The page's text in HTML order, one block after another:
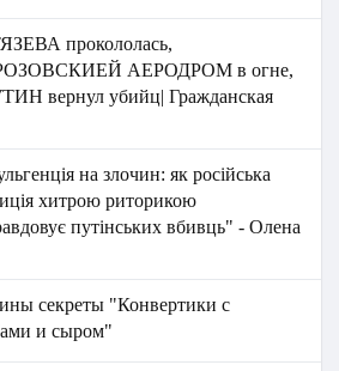
прокололась,
АЕРОДРОМ в огне,
вернул убийц| Гражданская
на злочин: як російська
хитрою риторикою
путінських вбивць" - Олена
секреты "Конвертики с
и сыром"